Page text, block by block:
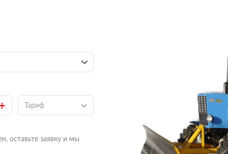
Тариф
оставьте заявку и мы